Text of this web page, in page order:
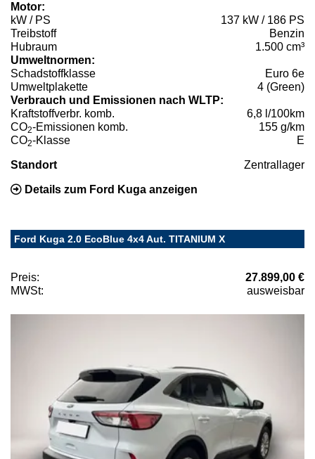
Motor:
kW / PS
137 kW / 186 PS
Treibstoff
Benzin
Hubraum
1.500 cm³
Umweltnormen:
Schadstoffklasse
Euro 6e
Umweltplakette
4 (Green)
Verbrauch und Emissionen nach WLTP:
Kraftstoffverbr. komb.
6,8 l/100km
CO2-Emissionen komb.
155 g/km
CO2-Klasse E
Standort Zentrallager
Details zum Ford Kuga anzeigen
Ford Kuga 2.0 EcoBlue 4x4 Aut. TITANIUM X
Preis:
27.899,00 €
MWSt:
ausweisbar